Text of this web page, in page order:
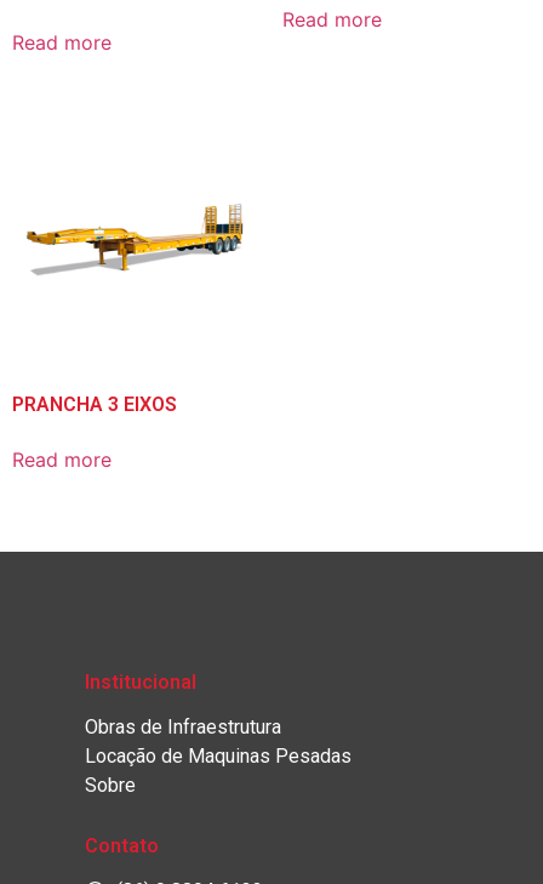
Read more
Read more
PRANCHA 3 EIXOS
Read more
Institucional
Obras de Infraestrutura
Locação de Maquinas Pesadas
Sobre
Contato